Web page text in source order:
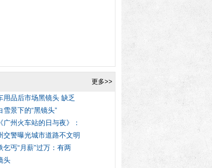
更多>>
用品后市场黑镜头 缺乏
雪景下的“黑镜头”
广州火车站的日与夜》：
交警曝光城市道路不文明
乞丐“月薪”过万：有两
头